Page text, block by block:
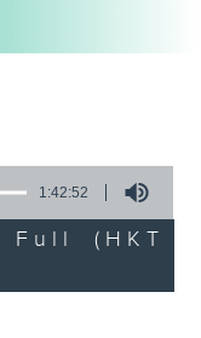
1:42:52
(HKT